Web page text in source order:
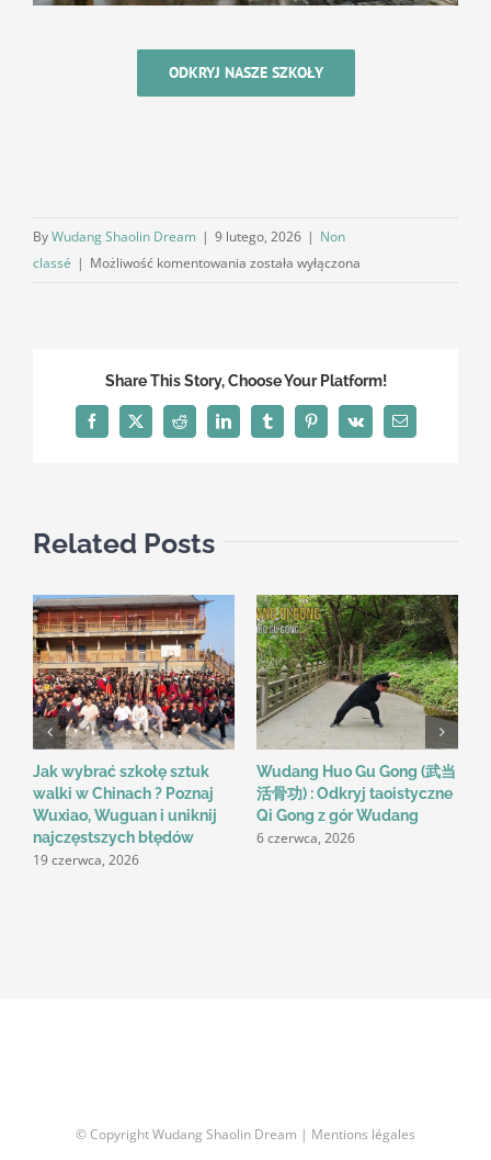
ODKRYJ NASZE SZKOŁY
ByWudang Shaolin Dream | 9 lutego, 2026 | Non
classé | Możliwość komentowania Shaolin
Fu
została wyłączona
Share This Story, Choose Your Platform!
Facebook
X Reddit LinkedInTumblrPinterest
Vk Email
Related Posts
Jak wybrać szkołę sztuk
walki w Chinach ? Poznaj
Wuxiao, Wuguan i uniknij
najczęstszych błędów
19 czerwca, 2026
Wudang Huo Gu Gong (武当
活骨功) : Odkryj taoistyczne
Qi Gong z gór Wudang
6 czerwca, 2026
© Copyright Wudang Shaolin Dream | Mentions légales